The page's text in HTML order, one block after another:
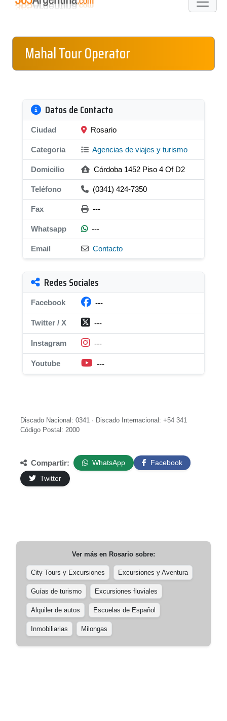
Mahal Tour Operator
Datos de Contacto
Ciudad Rosario
Categoria Agencias de viajes y turismo
Domicilio Córdoba 1452 Piso 4 Of D2
Teléfono (0341) 424-7350
Fax ---
Whatsapp ---
Email Contacto
Redes Sociales
Facebook ---
Twitter / X ---
Instagram ---
Youtube ---
Discado Nacional: 0341 · Discado Internacional: +54 341
Código Postal: 2000
Compartir: WhatsApp
Facebook
Twitter
Ver más en Rosario sobre:
City Tours y Excursiones Excursiones y Aventura
Guías de turismo Excursiones fluviales
Alquiler de autos Escuelas de Español
Inmobiliarias Milongas